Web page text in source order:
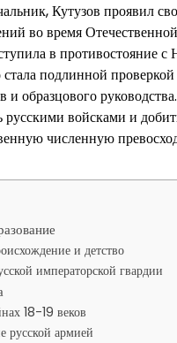
Кутузов проявил
во время
в противостояние
подлинной проверкой
и образцового
войсками и
численную
и детство
императорской гвардии
18-19 веков
русской армией